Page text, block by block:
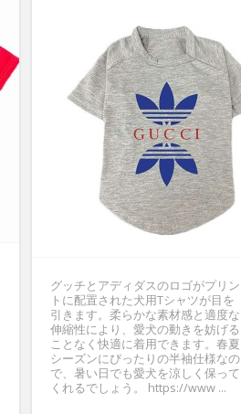
グッチとアディダスのロゴがプリン
トに配置された犬用Tシャツが目を
引きます。柔らかな素材感と適度な
伸縮性により、愛犬の動きを妨げる
ことなく快適に着用できます。春夏
シーズンにぴったりの半袖仕様なの
で、暑い日でも愛犬を涼しく保って
くれるでしょう。 https://www ...